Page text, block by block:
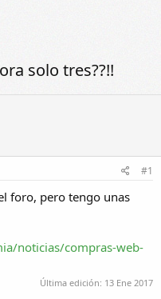
solo tres??!!
#1
foro, pero tengo unas
noticias/compras-web-
Última edición: 13 Ene 2017